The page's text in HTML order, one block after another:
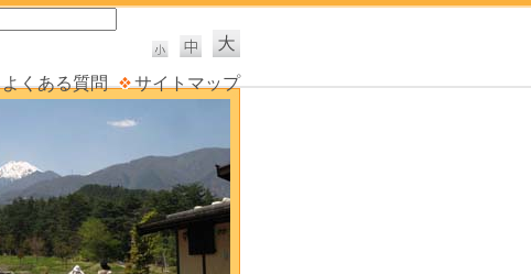
よくある質問 サイトマップ